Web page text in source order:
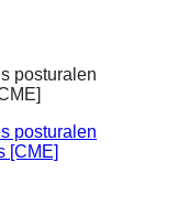
posturalen
[CME]